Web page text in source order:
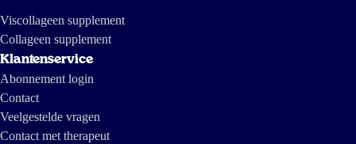
Viscollageen supplement
Collageen supplement
Klantenservice
Abonnement login
Contact
Veelgestelde vragen
Contact met therapeut